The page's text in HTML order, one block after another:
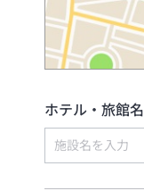
ホテル・旅館名